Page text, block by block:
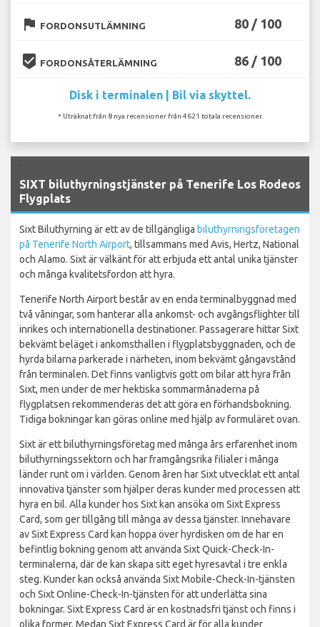
flag FORDONSUTLÄMNING 80 / 100
beenhere FORDONSÅTERLÄMNING 86 / 100
Disk i terminalen | Bil via skyttel.
* Uträknat från 8 nya recensioner från 4621 totala recensioner.
SIXT biluthyrningstjänster på Tenerife Los Rodeos
Flygplats
Sixt Biluthyrning är ett av de tillgängliga biluthyrningsföretagen
på Tenerife North Airport, tillsammans med Avis, Hertz, National
och Alamo. Sixt är välkänt för att erbjuda ett antal unika tjänster
och många kvalitetsfordon att hyra.
Tenerife North Airport består av en enda terminalbyggnad med
två våningar, som hanterar alla ankomst- och avgångsflighter till
inrikes och internationella destinationer. Passagerare hittar Sixt
bekvämt beläget i ankomsthallen i flygplatsbyggnaden, och de
hyrda bilarna parkerade i närheten, inom bekvämt gångavstånd
från terminalen. Det finns vanligtvis gott om bilar att hyra från
Sixt, men under de mer hektiska sommarmånaderna på
flygplatsen rekommenderas det att göra en förhandsbokning.
Tidiga bokningar kan göras online med hjälp av formuläret ovan.
Sixt är ett biluthyrningsföretag med många års erfarenhet inom
biluthyrningssektorn och har framgångsrika filialer i många
länder runt om i världen. Genom åren har Sixt utvecklat ett antal
innovativa tjänster som hjälper deras kunder med processen att
hyra en bil. Alla kunder hos Sixt kan ansöka om Sixt Express
Card, som ger tillgång till många av dessa tjänster. Innehavare
av Sixt Express Card kan hoppa över hyrdisken om de har en
befintlig bokning genom att använda Sixt Quick-Check-In-
terminalerna, där de kan skapa sitt eget hyresavtal i tre enkla
steg. Kunder kan också använda Sixt Mobile-Check-In-tjänsten
och Sixt Online-Check-In-tjänsten för att underlätta sina
bokningar. Sixt Express Card är en kostnadsfri tjänst och finns i
olika former. Medan Sixt Express Card är för alla kunder